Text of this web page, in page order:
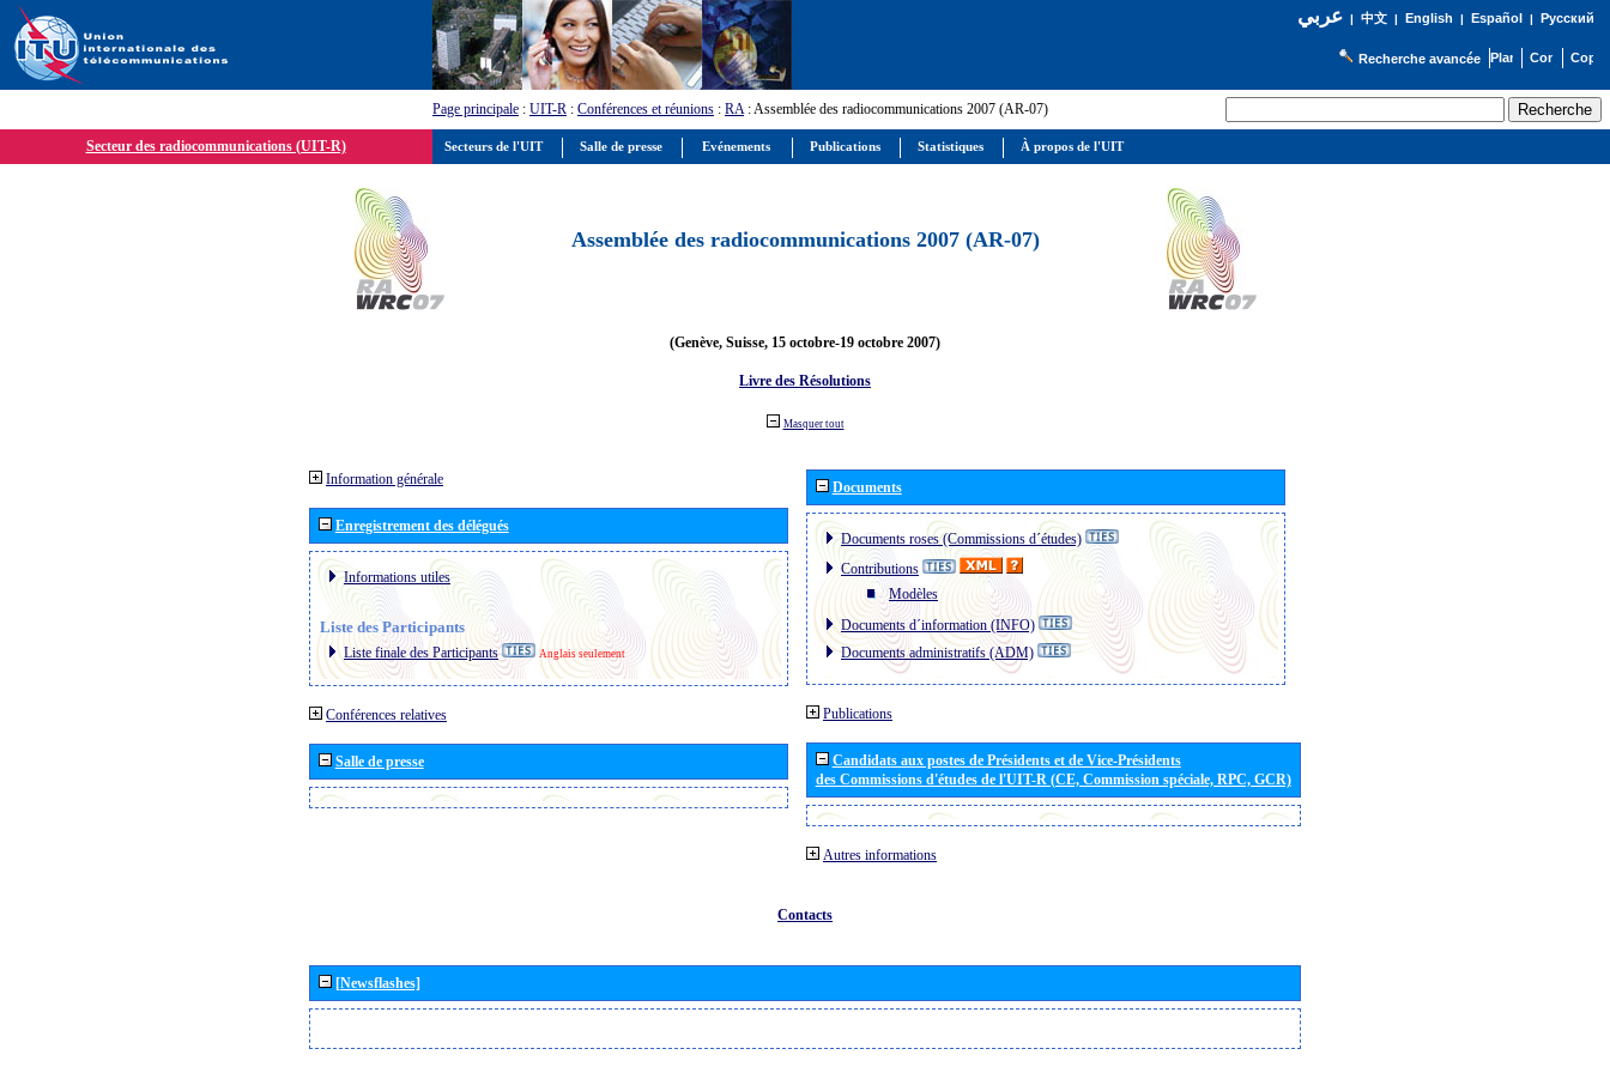
عربي| 中文| English | Español | Русский
Recherche avancée
Page principale : UIT-R : Conférences et réunions : RA: Assemblée des radiocommunications 2007 (AR-07)
Secteur des radiocommunications (UIT-R)
Assemblée des radiocommunications 2007 (AR-07)
(Genève, Suisse, 15 octobre-19 octobre 2007)
Livre des Résolutions
Masquer tout
Information générale
Enregistrement des délégués
Informations utiles
Liste des Participants
Liste finale des Participants Anglais seulement
Conférences relatives
Salle de presse
Documents
Documents roses (Commissions d´études)
Contributions
Modèles
Documents d´information (INFO)
Documents administratifs (ADM)
Publications
Candidats aux postes de Présidents et de Vice-Présidents
des Commissions d'études de l'UIT-R (CE, Commission spéciale, RPC, GCR)
Autres informations
Contacts
[Newsflashes]
Secteurs de l'UIT Salle de presse Evénements Publications Statistiques À propos de l'UIT